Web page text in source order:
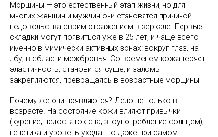
Морщины — это естественный этап жизни, но для
многих женщин и мужчин они становятся причиной
недовольства своим отражением в зеркале. Первые
складки могут появиться уже в 25 лет, и чаще всего
именно в мимически активных зонах: вокруг глаз, на
лбу, в области межбровья. Со временем кожа теряет
эластичность, становится суше, и заломы
закрепляются, превращаясь в возрастные морщины.
Почему же они появляются? Дело не только в
возрасте. На состояние кожи влияют привычки
(курение, недостаток сна, злоупотребление солнцем),
генетика и уровень ухода. Но даже при самом